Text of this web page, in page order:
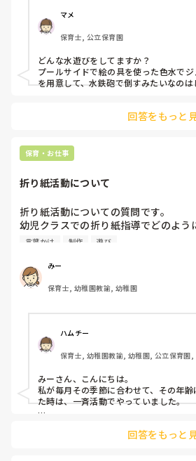
マメ
保育士, 公立保育園
どんな水遊びをしてますか？
プールサイドで絵の具を使った色水で
を用意して、水鉄砲で倒すみたいなの
回答をもっと
保育・お仕事
折り紙活動について
折り紙活動についての質問です。
幼児クラスでの折り紙指導でどのよう
が分かりやすいのか悩んでいます。
一斉活動でやっていますか？
それともグループ別にやっていますか？
声かけの方法など教えていただきたい
言葉かけ 制作 遊び
みー
保育士, 幼稚園教諭, 幼稚園
ハムチー
保育士, 幼稚園教諭, 幼稚園, 公立保育園,
みーさん、こんにちは。
私が毎月その季節に合わせて、その年
た時は、一斉活動でやっていました。
つ折るごとに、全体を見て周り、進めて
回答をもっと